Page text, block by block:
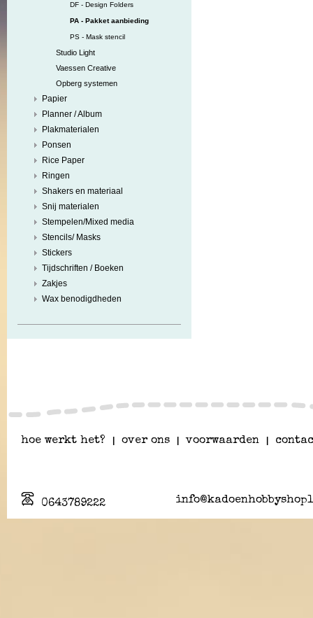
DF - Design Folders
PA - Pakket aanbieding
PS - Mask stencil
Studio Light
Vaessen Creative
Opberg systemen
Papier
Planner / Album
Plakmaterialen
Ponsen
Rice Paper
Ringen
Shakers en materiaal
Snij materialen
Stempelen/Mixed media
Stencils/ Masks
Stickers
Tijdschriften / Boeken
Zakjes
Wax benodigdheden
hoe werkt het? over ons voorwaarden
0643789222